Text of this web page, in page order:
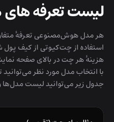
لیست تعرفه
هر مدل هوش‌مصنوعی تعرفهٔ
استفاده از چت‌کیوتی از کیف
هزینهٔ هر چت در بالای صفحه
با انتخاب مدل مورد نظر
جدول زیر می‌توانید لیست مدل‌ها